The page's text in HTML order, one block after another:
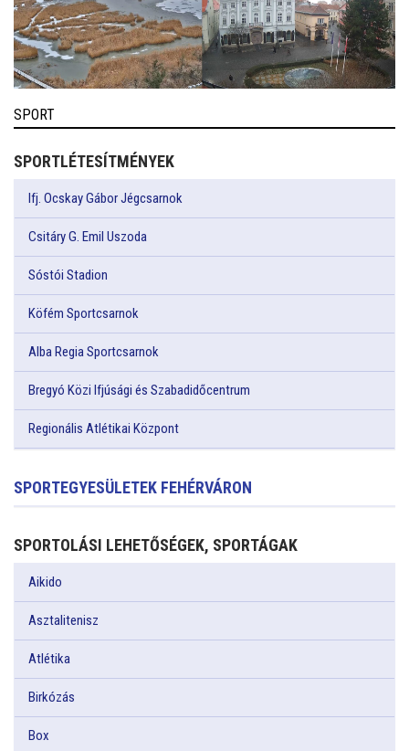
SPORT
SPORTLÉTESÍTMÉNYEK
Ifj. Ocskay Gábor Jégcsarnok
Csitáry G. Emil Uszoda
Sóstói Stadion
Köfém Sportcsarnok
Alba Regia Sportcsarnok
Bregyó Közi Ifjúsági és Szabadidőcentrum
Regionális Atlétikai Központ
SPORTEGYESÜLETEK FEHÉRVÁRON
SPORTOLÁSI LEHETŐSÉGEK, SPORTÁGAK
Aikido
Asztalitenisz
Atlétika
Birkózás
Box